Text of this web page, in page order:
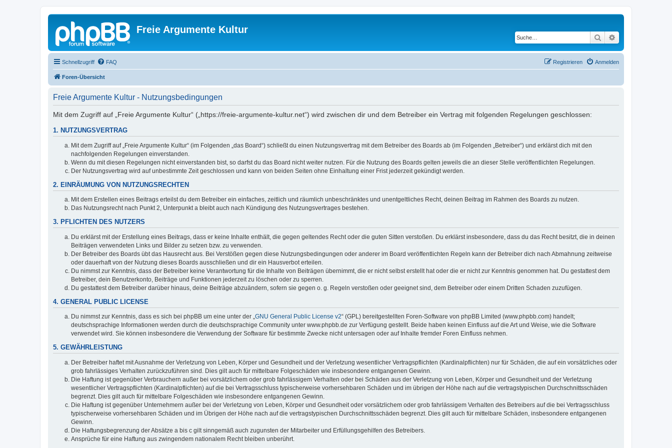
Freie Argumente Kultur
Suche
Schnellzugriff FAQ Anmelden
Registrieren
Foren-Übersicht
Freie Argumente Kultur - Nutzungsbedingungen
Mit dem Zugriff auf „Freie Argumente Kultur“ („https://freie-argumente-kultur.net“) wird zwischen dir und dem Betreiber ein Vertrag mit folgenden Regelungen geschlossen:
1. NUTZUNGSVERTRAG
Mit dem Zugriff auf „Freie Argumente Kultur“ (im Folgenden „das Board“) schließt du einen Nutzungsvertrag mit dem Betreiber des Boards ab (im Folgenden „Betreiber“) und erklärst dich mit den
nachfolgenden Regelungen einverstanden.
Wenn du mit diesen Regelungen nicht einverstanden bist, so darfst du das Board nicht weiter nutzen. Für die Nutzung des Boards gelten jeweils die an dieser Stelle veröffentlichten Regelungen.
Der Nutzungsvertrag wird auf unbestimmte Zeit geschlossen und kann von beiden Seiten ohne Einhaltung einer Frist jederzeit gekündigt werden.
2. EINRÄUMUNG VON NUTZUNGSRECHTEN
Mit dem Erstellen eines Beitrags erteilst du dem Betreiber ein einfaches, zeitlich und räumlich unbeschränktes und unentgeltliches Recht, deinen Beitrag im Rahmen des Boards zu nutzen.
Das Nutzungsrecht nach Punkt 2, Unterpunkt a bleibt auch nach Kündigung des Nutzungsvertrages bestehen.
3. PFLICHTEN DES NUTZERS
Du erklärst mit der Erstellung eines Beitrags, dass er keine Inhalte enthält, die gegen geltendes Recht oder die guten Sitten verstoßen. Du erklärst insbesondere, dass du das Recht besitzt, die in deinen
Beiträgen verwendeten Links und Bilder zu setzen bzw. zu verwenden.
Der Betreiber des Boards übt das Hausrecht aus. Bei Verstößen gegen diese Nutzungsbedingungen oder anderer im Board veröffentlichten Regeln kann der Betreiber dich nach Abmahnung zeitweise
oder dauerhaft von der Nutzung dieses Boards ausschließen und dir ein Hausverbot erteilen.
Du nimmst zur Kenntnis, dass der Betreiber keine Verantwortung für die Inhalte von Beiträgen übernimmt, die er nicht selbst erstellt hat oder die er nicht zur Kenntnis genommen hat. Du gestattest dem
Betreiber, dein Benutzerkonto, Beiträge und Funktionen jederzeit zu löschen oder zu sperren.
Du gestattest dem Betreiber darüber hinaus, deine Beiträge abzuändern, sofern sie gegen o. g. Regeln verstoßen oder geeignet sind, dem Betreiber oder einem Dritten Schaden zuzufügen.
4. GENERAL PUBLIC LICENSE
Du nimmst zur Kenntnis, dass es sich bei phpBB um eine unter der „GNU General Public License v2“ (GPL) bereitgestellten Foren-Software von phpBB Limited (www.phpbb.com) handelt;
deutschsprachige Informationen werden durch die deutschsprachige Community unter www.phpbb.de zur Verfügung gestellt. Beide haben keinen Einfluss auf die Art und Weise, wie die Software
verwendet wird. Sie können insbesondere die Verwendung der Software für bestimmte Zwecke nicht untersagen oder auf Inhalte fremder Foren Einfluss nehmen.
5. GEWÄHRLEISTUNG
Der Betreiber haftet mit Ausnahme der Verletzung von Leben, Körper und Gesundheit und der Verletzung wesentlicher Vertragspflichten (Kardinalpflichten) nur für Schäden, die auf ein vorsätzliches oder
grob fahrlässiges Verhalten zurückzuführen sind. Dies gilt auch für mittelbare Folgeschäden wie insbesondere entgangenen Gewinn.
Die Haftung ist gegenüber Verbrauchern außer bei vorsätzlichem oder grob fahrlässigem Verhalten oder bei Schäden aus der Verletzung von Leben, Körper und Gesundheit und der Verletzung
wesentlicher Vertragspflichten (Kardinalpflichten) auf die bei Vertragsschluss typischerweise vorhersehbaren Schäden und im übrigen der Höhe nach auf die vertragstypischen Durchschnittsschäden
begrenzt. Dies gilt auch für mittelbare Folgeschäden wie insbesondere entgangenen Gewinn.
Die Haftung ist gegenüber Unternehmern außer bei der Verletzung von Leben, Körper und Gesundheit oder vorsätzlichem oder grob fahrlässigem Verhalten des Betreibers auf die bei Vertragsschluss
typischerweise vorhersehbaren Schäden und im Übrigen der Höhe nach auf die vertragstypischen Durchschnittsschäden begrenzt. Dies gilt auch für mittelbare Schäden, insbesondere entgangenen
Gewinn.
Die Haftungsbegrenzung der Absätze a bis c gilt sinngemäß auch zugunsten der Mitarbeiter und Erfüllungsgehilfen des Betreibers.
Ansprüche für eine Haftung aus zwingendem nationalem Recht bleiben unberührt.